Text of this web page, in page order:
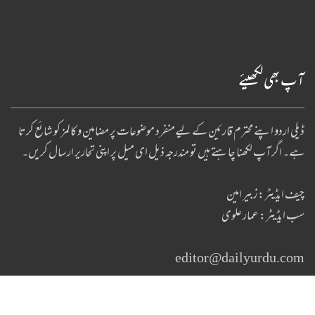
آپ بھی لکھیئے
ڈیلی اردو اپنے محترم قارئین کے لیےمنفرد موضوعات پر مضامین و کالمز کو شائع کرتا
ہے۔ اگر آپ لکھنا چا ہتے ہیں تو مندرجہ ذیل ای میل پر اپنی تحاریر ارسال کریں۔
چیف ایڈیٹر: زبیر امین
سب ایڈیٹر: عمار علوی
editor@dailyurdu.com